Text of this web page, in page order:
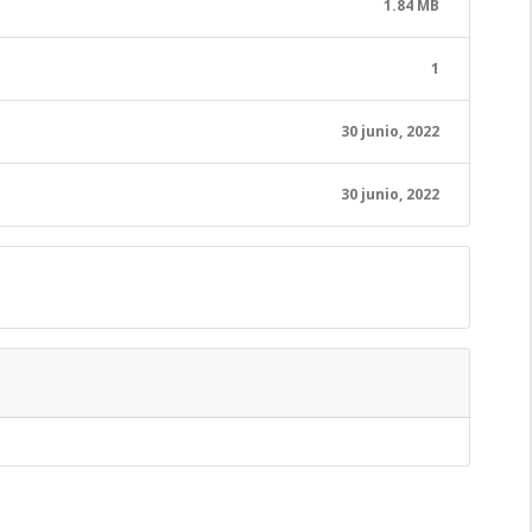
1.84 MB
1
30 junio, 2022
30 junio, 2022